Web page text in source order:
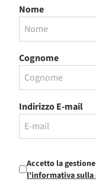
Nome
Cognome
Indirizzo E-mail
Accetto la
l'informativa sulla